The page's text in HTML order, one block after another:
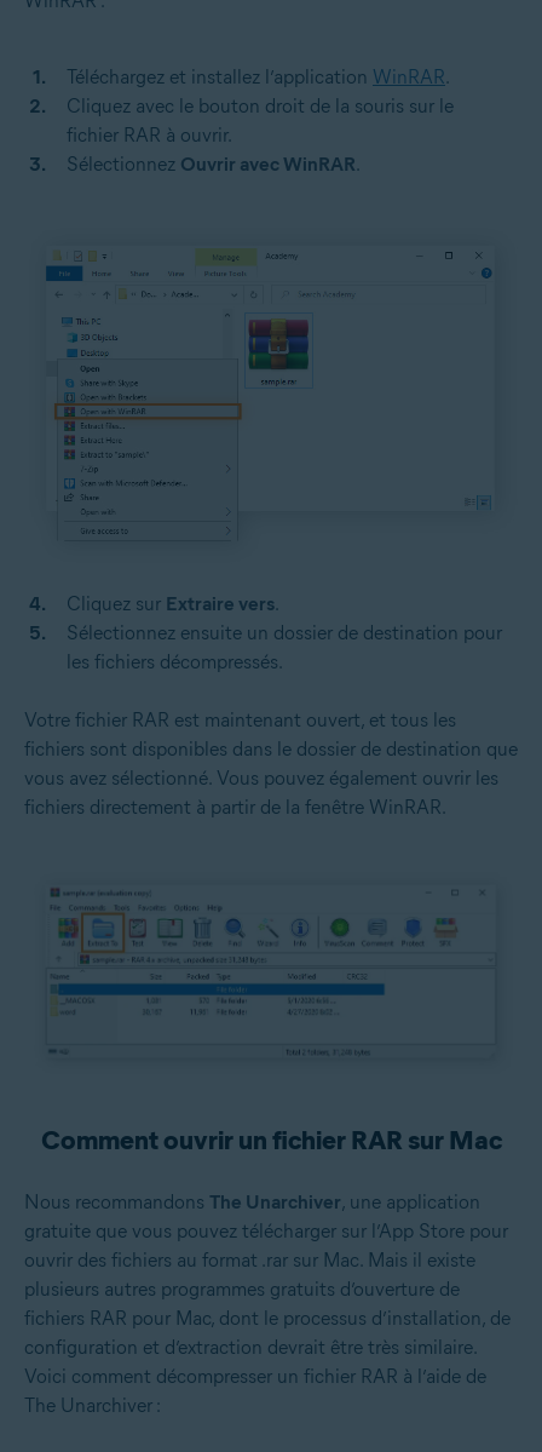
Téléchargez et installez l’application WinRAR.
Cliquez avec le bouton droit de la souris sur le
fichier RAR à ouvrir.
Sélectionnez Ouvrir avec WinRAR.
Cliquez sur Extraire vers.
Sélectionnez ensuite un dossier de destination pour
les fichiers décompressés.
Votre fichier RAR est maintenant ouvert, et tous les
fichiers sont disponibles dans le dossier de destination que
vous avez sélectionné. Vous pouvez également ouvrir les
fichiers directement à partir de la fenêtre WinRAR.
Comment ouvrir un fichier RAR sur Mac
Nous recommandons The Unarchiver, une application
gratuite que vous pouvez télécharger sur l’App Store pour
ouvrir des fichiers au format .rar sur Mac. Mais il existe
plusieurs autres programmes gratuits d’ouverture de
fichiers RAR pour Mac, dont le processus d’installation, de
configuration et d’extraction devrait être très similaire.
Voici comment décompresser un fichier RAR à l’aide de
The Unarchiver :